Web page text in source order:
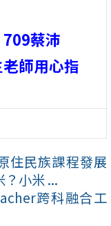
709蔡沛
師用心指
住民族課程發展
小米 ...
跨科融合工